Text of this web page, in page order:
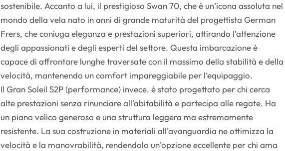
sostenibile. Accanto a lui, il prestigioso Swan 70, che è un’icona assoluta nel
mondo della vela nato in anni di grande maturità del progettista German
Frers, che coniuga eleganza e prestazioni superiori, attirando l’attenzione
degli appassionati e degli esperti del settore. Questa imbarcazione è
capace di affrontare lunghe traversate con il massimo della stabilità e della
velocità, mantenendo un comfort impareggiabile per l’equipaggio.
Il Gran Soleil 52P (performance) invece, è stato progettato per chi cerca
alte prestazioni senza rinunciare all'abitabilità e partecipa alle regate. Ha
un piano velico generoso e una struttura leggera ma estremamente
resistente. La sua costruzione in materiali all’avanguardia ne ottimizza la
velocità e la manovrabilità, rendendolo un’opzione eccellente per chi ama